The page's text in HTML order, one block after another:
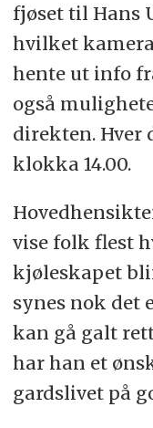
fjøset til Hans
hvilket
hente ut info
også
direkten. Hver
klokka 14.00.
vise folk flest
kjøleskapet
synes nok det
kan gå galt
har han et
gardslivet på